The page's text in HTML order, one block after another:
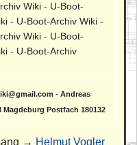
Wiki - U-Boot-
- U-Boot-Archiv Wiki -
Wiki - U-Boot-
- U-Boot-Archiv
- Andreas
Magdeburg Postfach 180132
→ Helmut Vogler